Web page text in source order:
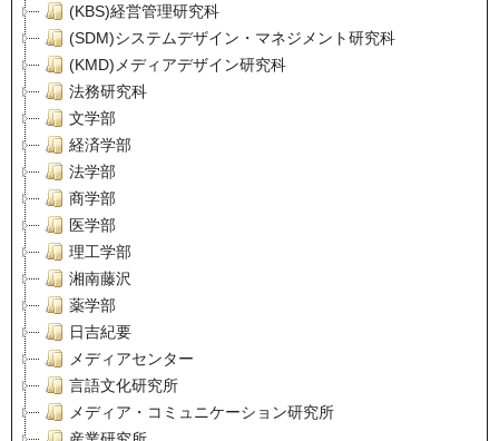
(KBS)経営管理研究科
(SDM)システムデザイン・マネジメント研究科
(KMD)メディアデザイン研究科
法務研究科
文学部
経済学部
法学部
商学部
医学部
理工学部
湘南藤沢
薬学部
日吉紀要
メディアセンター
言語文化研究所
メディア・コミュニケーション研究所